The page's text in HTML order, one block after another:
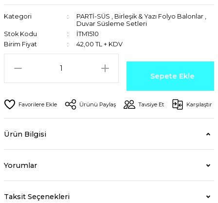
Kategori PARTİ-SÜS , Birleşik & Yazı Folyo Balonlar ,
Duvar Süsleme Setleri
Stok Kodu
İTM1510
Birim Fiyat
42,00 TL + KDV
Sepete Ekle
Ürünü Paylaş Tavsiye Et Karşılaştır
Ürün Bilgisi
Yorumlar
Taksit Seçenekleri